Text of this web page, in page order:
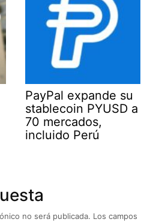
PayPal expande su
stablecoin PYUSD a
70 mercados,
incluido Perú
no será publicada. Los campos